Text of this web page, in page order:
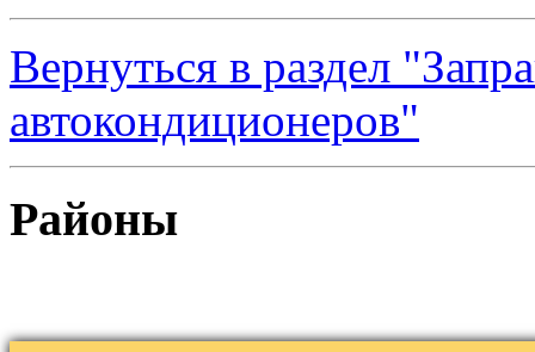
Вернуться в раздел
автокондиционеров"
Районы